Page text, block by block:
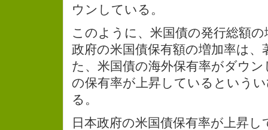
ウンしている。
このように、米国債の発行総額
政府の米国債保有額の増加率は
た、米国債の海外保有率がダウ
の保有率が上昇しているという
る。
日本政府の米国債保有率が上昇